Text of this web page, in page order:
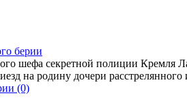
берии
шефа секретной полиции Кремля
на родину дочери расстрелянного
(0)